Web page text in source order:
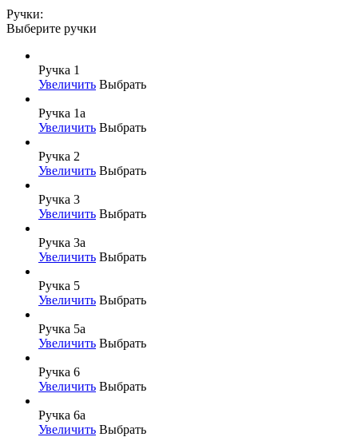
Ручки:
Выберите ручки
Ручка 1
Увеличить Выбрать
Ручка 1а
Увеличить Выбрать
Ручка 2
Увеличить Выбрать
Ручка 3
Увеличить Выбрать
Ручка 3а
Увеличить Выбрать
Ручка 5
Увеличить Выбрать
Ручка 5а
Увеличить Выбрать
Ручка 6
Увеличить Выбрать
Ручка 6а
Увеличить Выбрать